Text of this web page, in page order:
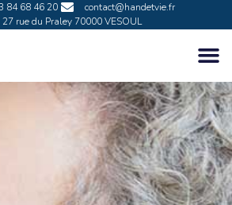
84 68 46 20
contact@handetvie.fr
27 rue du Praley 70000 VESOUL